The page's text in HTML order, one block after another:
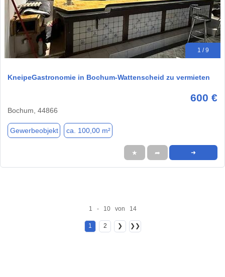
1 / 9
KneipeGastronomie in Bochum-Wattenscheid zu vermieten
600 €
Bochum, 44866
Gewerbeobjekt ca. 100,00 m²
★ ➦ ➜
1 - 10 von 14
1 2 ❯ ❯❯